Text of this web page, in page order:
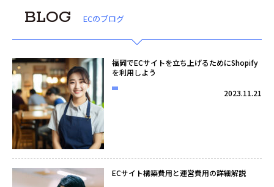
BLOG ECのブログ
福岡でECサイトを立ち上げるためにShopify
を利用しよう
2023.11.21
ECサイト構築費用と運営費用の詳細解説